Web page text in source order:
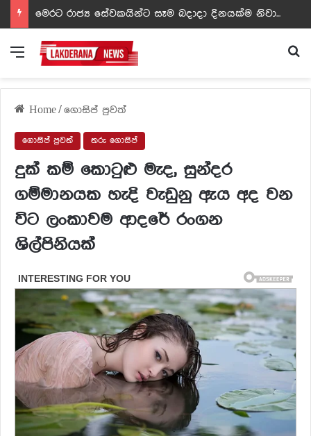
ඩඩ්ලිට දෙවෙනි නොවූ රත්න සහල් අධිපති..- PHOTOS
Menu
Home/ගොසිප් පුවත්
ගොසිප් පුවත් තරු ගොසිප්
දුක් කම් කොටුළු මැද, සුන්දර
ගම්මානයක හැදි වැඩුනු ඇය අද වන
විට ලංකාවම ආදරේ රංගන
ශිල්පිනියක්